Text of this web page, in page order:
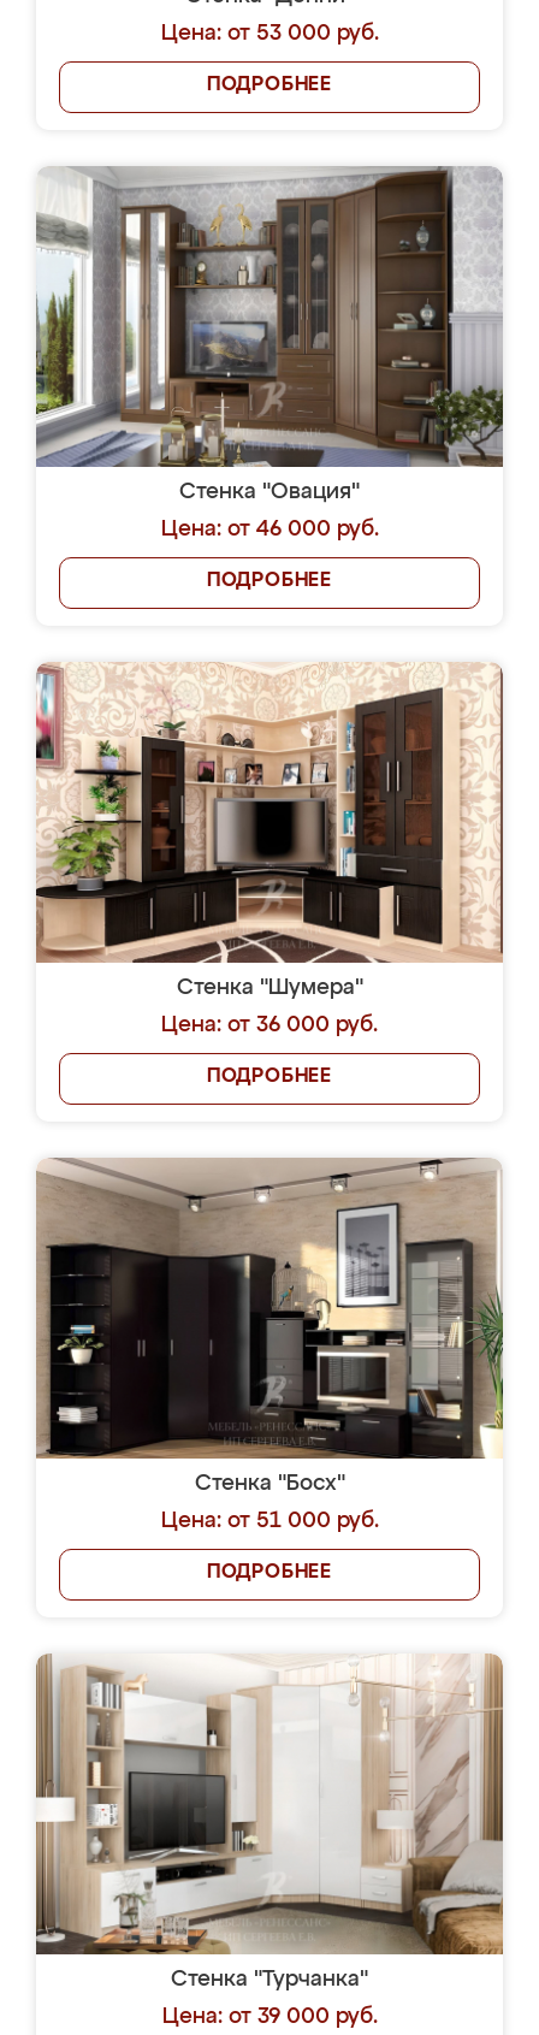
Цена: от 53 000 руб.
ПОДРОБНЕЕ
Стенка "Овация"
Цена: от 46 000 руб.
ПОДРОБНЕЕ
Стенка "Шумера"
Цена: от 36 000 руб.
ПОДРОБНЕЕ
Стенка "Босх"
Цена: от 51 000 руб.
ПОДРОБНЕЕ
Стенка "Турчанка"
Цена: от 39 000 руб.